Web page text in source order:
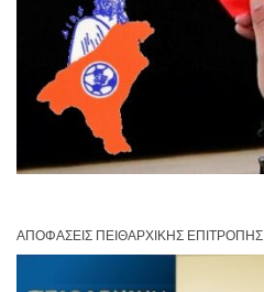
ΑΠΟΦΆΣΕΙΣ ΠΕΙΘΑΡΧΙΚΉΣ ΕΠΙΤΡΟΠΉΣ